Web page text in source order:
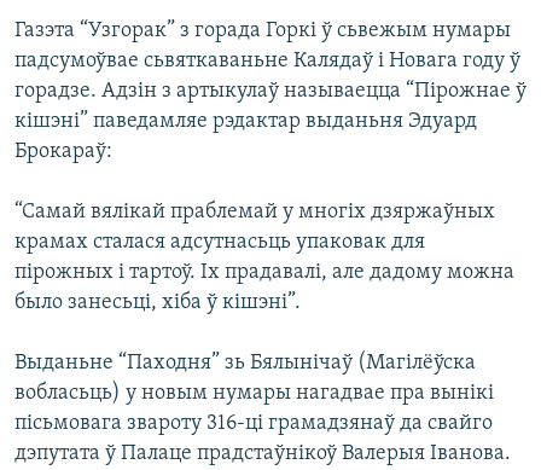
КАЛЯНДАР
НА ХВАЛЯХ СВАБОДЫ
Газэта “Узгорак” з горада Горкі ў сьвежым нумары
падсумоўвае сьвяткаваньне Калядаў і Новага году ў
горадзе. Адзін з артыкулаў называецца “Пірожнае ў
кішэні” паведамляе рэдактар выданьня Эдуард
Брокараў:
“Самай вялікай праблемай у многіх дзяржаўных
крамах сталася адсутнасьць упаковак для
пірожных і тартоў. Іх прадавалі, але дадому можна
было занесьці, хіба ў кішэні”.
Выданьне “Паходня” зь Бялынічаў (Магілёўска
вобласьць) у новым нумары нагадвае пра вынікі
пісьмовага звароту 316-ці грамадзянаў да свайго
дэпутата ў Палаце прадстаўнікоў Валерыя Іванова.